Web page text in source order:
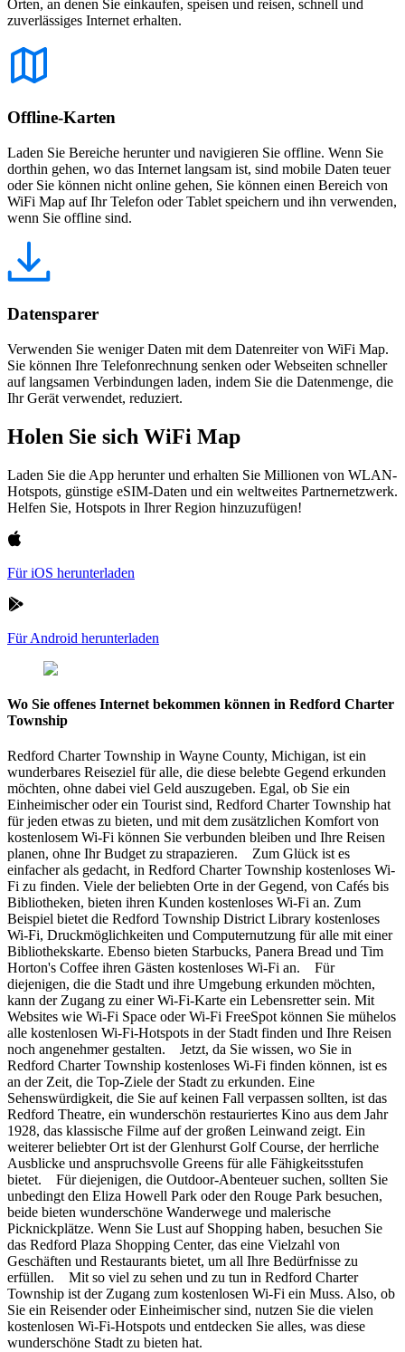
Orten, an denen Sie einkaufen, speisen und reisen, schnell und
zuverlässiges Internet erhalten.
Offline-Karten
Laden Sie Bereiche herunter und navigieren Sie offline. Wenn Sie
dorthin gehen, wo das Internet langsam ist, sind mobile Daten teuer
oder Sie können nicht online gehen, Sie können einen Bereich von
WiFi Map auf Ihr Telefon oder Tablet speichern und ihn verwenden,
wenn Sie offline sind.
Datensparer
Verwenden Sie weniger Daten mit dem Datenreiter von WiFi Map.
Sie können Ihre Telefonrechnung senken oder Webseiten schneller
auf langsamen Verbindungen laden, indem Sie die Datenmenge, die
Ihr Gerät verwendet, reduziert.
Holen Sie sich WiFi Map
Laden Sie die App herunter und erhalten Sie Millionen von WLAN-
Hotspots, günstige eSIM-Daten und ein weltweites Partnernetzwerk.
Helfen Sie, Hotspots in Ihrer Region hinzuzufügen!
Für iOS herunterladen
Für Android herunterladen
Wo Sie offenes Internet bekommen können in Redford Charter
Township
Redford Charter Township in Wayne County, Michigan, ist ein
wunderbares Reiseziel für alle, die diese belebte Gegend erkunden
möchten, ohne dabei viel Geld auszugeben. Egal, ob Sie ein
Einheimischer oder ein Tourist sind, Redford Charter Township hat
für jeden etwas zu bieten, und mit dem zusätzlichen Komfort von
kostenlosem Wi-Fi können Sie verbunden bleiben und Ihre Reisen
planen, ohne Ihr Budget zu strapazieren. Zum Glück ist es
einfacher als gedacht, in Redford Charter Township kostenloses Wi-
Fi zu finden. Viele der beliebten Orte in der Gegend, von Cafés bis
Bibliotheken, bieten ihren Kunden kostenloses Wi-Fi an. Zum
Beispiel bietet die Redford Township District Library kostenloses
Wi-Fi, Druckmöglichkeiten und Computernutzung für alle mit einer
Bibliothekskarte. Ebenso bieten Starbucks, Panera Bread und Tim
Horton's Coffee ihren Gästen kostenloses Wi-Fi an. Für
diejenigen, die die Stadt und ihre Umgebung erkunden möchten,
kann der Zugang zu einer Wi-Fi-Karte ein Lebensretter sein. Mit
Websites wie Wi-Fi Space oder Wi-Fi FreeSpot können Sie mühelos
alle kostenlosen Wi-Fi-Hotspots in der Stadt finden und Ihre Reisen
noch angenehmer gestalten. Jetzt, da Sie wissen, wo Sie in
Redford Charter Township kostenloses Wi-Fi finden können, ist es
an der Zeit, die Top-Ziele der Stadt zu erkunden. Eine
Sehenswürdigkeit, die Sie auf keinen Fall verpassen sollten, ist das
Redford Theatre, ein wunderschön restauriertes Kino aus dem Jahr
1928, das klassische Filme auf der großen Leinwand zeigt. Ein
weiterer beliebter Ort ist der Glenhurst Golf Course, der herrliche
Ausblicke und anspruchsvolle Greens für alle Fähigkeitsstufen
bietet. Für diejenigen, die Outdoor-Abenteuer suchen, sollten Sie
unbedingt den Eliza Howell Park oder den Rouge Park besuchen,
beide bieten wunderschöne Wanderwege und malerische
Picknickplätze. Wenn Sie Lust auf Shopping haben, besuchen Sie
das Redford Plaza Shopping Center, das eine Vielzahl von
Geschäften und Restaurants bietet, um all Ihre Bedürfnisse zu
erfüllen. Mit so viel zu sehen und zu tun in Redford Charter
Township ist der Zugang zum kostenlosen Wi-Fi ein Muss. Also, ob
Sie ein Reisender oder Einheimischer sind, nutzen Sie die vielen
kostenlosen Wi-Fi-Hotspots und entdecken Sie alles, was diese
wunderschöne Stadt zu bieten hat.